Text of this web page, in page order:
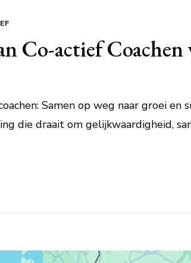
Co-actief Coachen
Samen op weg naar groei en
die draait om gelijkwaardigheid,